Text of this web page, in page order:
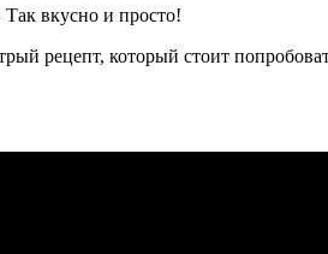
рецепт, который стоит